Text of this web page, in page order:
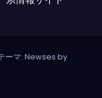
ーマ: Newses by